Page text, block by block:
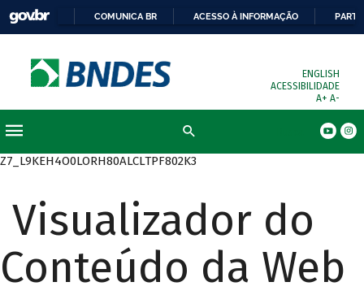
COMUNICA BR ACESSO À INFORMAÇÃO
ENGLISH
ACESSIBILIDADE
A+ A-
Z7_L9KEH4O0LORH80ALCLTPF802K3
Visualizador do
Conteúdo da Web